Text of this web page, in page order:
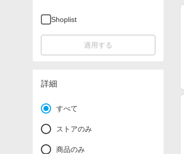
Shoplist
適用する
詳細
すべて
ストアのみ
商品のみ